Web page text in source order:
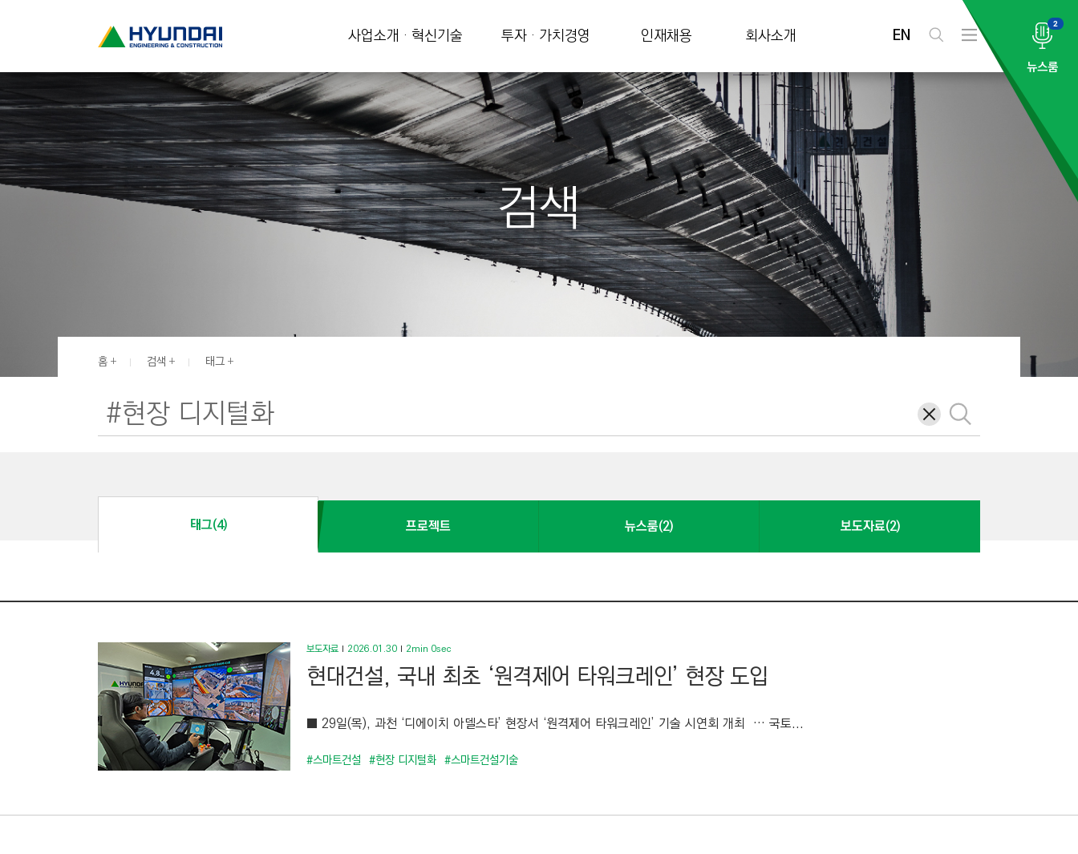
현
건
설
H
Y
U
N
G
N
&
O
S
T
R
U
C
T
I
N
사업소개 · 혁신기술 투자 · 가치경영 인재채용 회사소개 EN
검
전
메
2
뉴스룸
검색
홈 검색 태그
삭
제
검
색
태그(4) 프로젝트 뉴스룸(2) 보도자료(2)
보도자료 2026.01.30 2min 0sec
현대건설, 국내 최초 ‘원격제어 타워크레인’ 현장 도입
■ 29일(목), 과천 ‘디에이치 아델스타’ 현장서 ‘원격제어 타워크레인’ 기술 시연회 개최 … 국토...
#스마트건설 #현장 디지털화 #스마트건설기술